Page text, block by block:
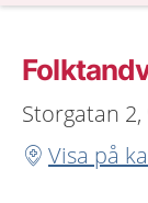
Storgatan 2,
Visa på